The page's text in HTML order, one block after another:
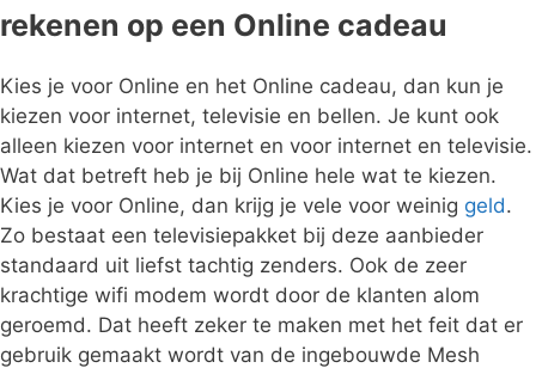
rekenen op een Online cadeau
Kies je voor Online en het Online cadeau, dan kun je
kiezen voor internet, televisie en bellen. Je kunt ook
alleen kiezen voor internet en voor internet en televisie.
Wat dat betreft heb je bij Online hele wat te kiezen.
Kies je voor Online, dan krijg je vele voor weinig geld.
Zo bestaat een televisiepakket bij deze aanbieder
standaard uit liefst tachtig zenders. Ook de zeer
krachtige wifi modem wordt door de klanten alom
geroemd. Dat heeft zeker te maken met het feit dat er
gebruik gemaakt wordt van de ingebouwde Mesh